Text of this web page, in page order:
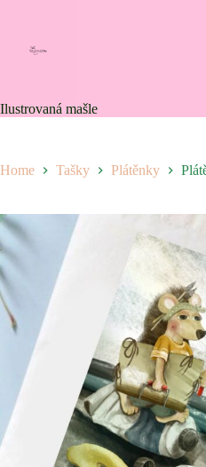
Ilustrovaná mašle
Home Tašky Plátěnky